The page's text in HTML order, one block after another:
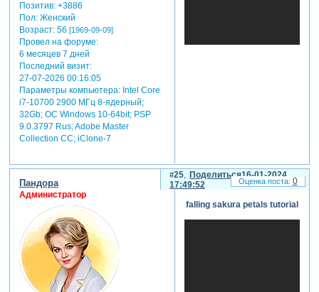
Позитив: +3886
Пол:Женский
Возраст:56 [1969-09-09]
Провел на форуме:
6 месяцев 7 дней
Последний визит:
27-07-2026 00:16:05
Параметры компьютера:Intel Core
i7-10700 2900 МГц 8-ядерный;
32Gb; ОС Windows 10-64bit; PSP
9.0.3797 Rus; Adobe Master
Collection СС; iClone-7
Поделиться
25
16-01-2024
17:49:52
Пандора
Администратор
falling sakura petals tutorial
0